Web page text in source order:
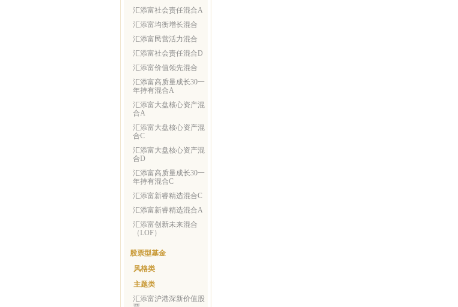
汇添富社会责任混合A
汇添富均衡增长混合
汇添富民营活力混合
汇添富社会责任混合D
汇添富价值领先混合
汇添富高质量成长30一
年持有混合A
汇添富大盘核心资产混
合A
汇添富大盘核心资产混
合C
汇添富大盘核心资产混
合D
汇添富高质量成长30一
年持有混合C
汇添富新睿精选混合C
汇添富新睿精选混合A
汇添富创新未来混合
（LOF）
股票型基金
风格类
主题类
汇添富沪港深新价值股